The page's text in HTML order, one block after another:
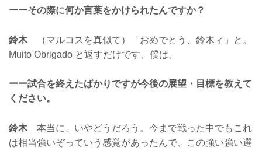
ーーその際に何か言葉をかけられたんですか？
鈴木 （マルコスを真似て）「おめでとう、鈴木ィ」と。
Muito Obrigado と返すだけです、僕は。
ーー試合を終えたばかりですが今後の展望・目標を教えて
ください。
鈴木 本当に、いやどうだろう。今まで戦った中でもこれ
は相当強いぞっていう感覚があったんで、この強い強い選